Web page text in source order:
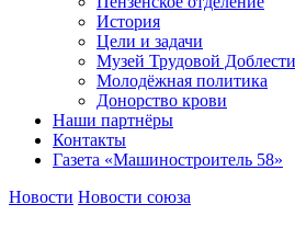
История
Цели и задачи
Музей Трудовой Доблести
Молодёжная политика
Донорство крови
Наши партнёры
Контакты
Газета «Машиностроитель 58»
Новости Новости союза